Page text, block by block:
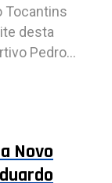
Tocantins
desta
Pedro...
Novo